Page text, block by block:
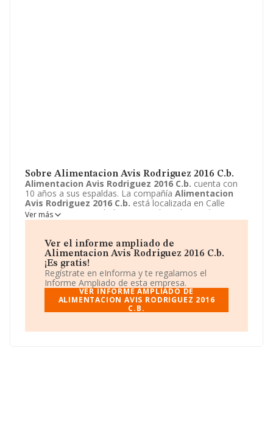
Sobre Alimentacion Avis Rodriguez 2016 C.b.
Alimentacion Avis Rodriguez 2016 C.b. cuenta con
10 años a sus espaldas. La compañía Alimentacion
Avis Rodriguez 2016 C.b. está localizada en Calle
Jilguero, 2. Su actividad CNAE se ubica dentro de 4712 -
Otro comercio al por menor no especializado.
modelo de sociedad Comunidad de bienes.
Ver más
Ver el informe ampliado de
Alimentacion Avis Rodriguez 2016 C.b.
¡Es gratis!
Regístrate en eInforma y te regalamos el
Informe Ampliado de esta empresa.
VER INFORME AMPLIADO DE
ALIMENTACION AVIS RODRIGUEZ 2016
C.B.